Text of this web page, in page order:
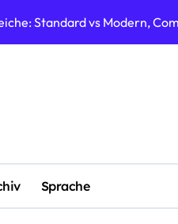
Einfluss auf
Codes:
Neueste
Sprache